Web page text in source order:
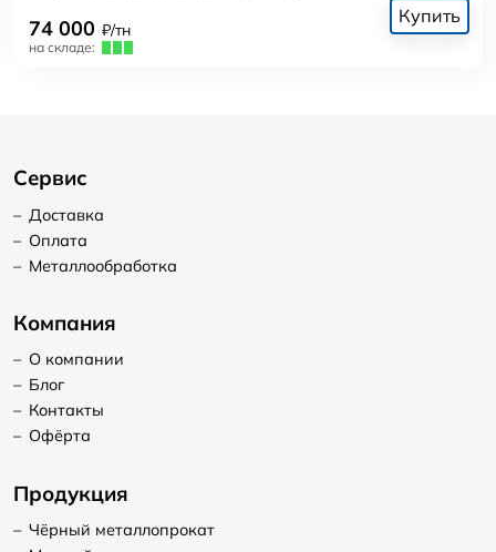
74 000 ₽/тн
на складе:
Купить
Сервис
– Доставка
– Оплата
– Металлообработка
Компания
– О компании
– Блог
– Контакты
– Офёрта
Продукция
– Чёрный металлопрокат